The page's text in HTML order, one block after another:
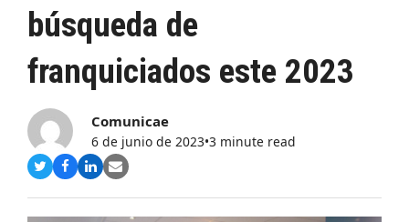
búsqueda de
franquiciados este 2023
Comunicae
6 de junio de 2023•3 minute read
Compartir
Twitter
Compartir
Facebook
Compartir
LinkedIn
Share
Email